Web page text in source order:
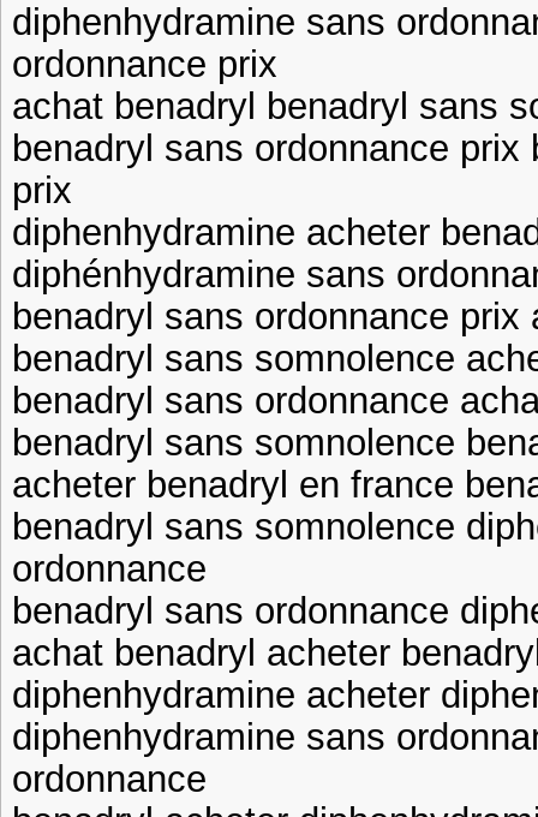
diphenhydramine sans
ordonnance prix
achat benadryl benadryl sans
benadryl sans ordonnance
prix
diphenhydramine acheter
diphénhydramine sans
benadryl sans ordonnance prix
benadryl sans somnolence
benadryl sans ordonnance
benadryl sans somnolence
acheter benadryl en france
benadryl sans somnolence
ordonnance
benadryl sans ordonnance
achat benadryl acheter
diphenhydramine acheter
diphenhydramine sans
ordonnance